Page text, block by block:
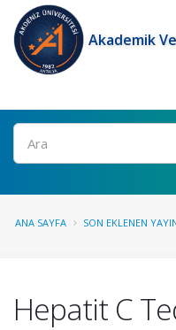
Akademik
Ara
ANA SAYFA SON EKLENEN
Hepatit C